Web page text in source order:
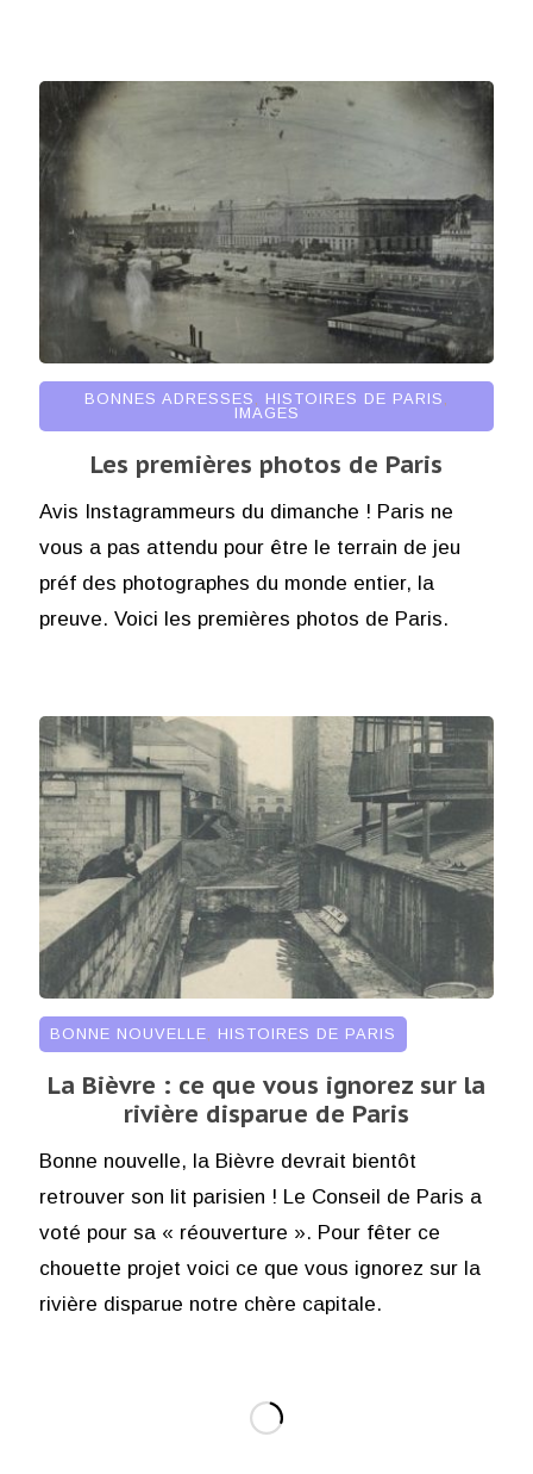
BONNES ADRESSES , HISTOIRES DE PARIS ,
IMAGES
Les premières photos de Paris
Avis Instagrammeurs du dimanche ! Paris ne
vous a pas attendu pour être le terrain de jeu
préf des photographes du monde entier, la
preuve. Voici les premières photos de Paris.
BONNE NOUVELLE, HISTOIRES DE PARIS
La Bièvre : ce que vous ignorez sur la
rivière disparue de Paris
Bonne nouvelle, la Bièvre devrait bientôt
retrouver son lit parisien ! Le Conseil de Paris a
voté pour sa « réouverture ». Pour fêter ce
chouette projet voici ce que vous ignorez sur la
rivière disparue notre chère capitale.